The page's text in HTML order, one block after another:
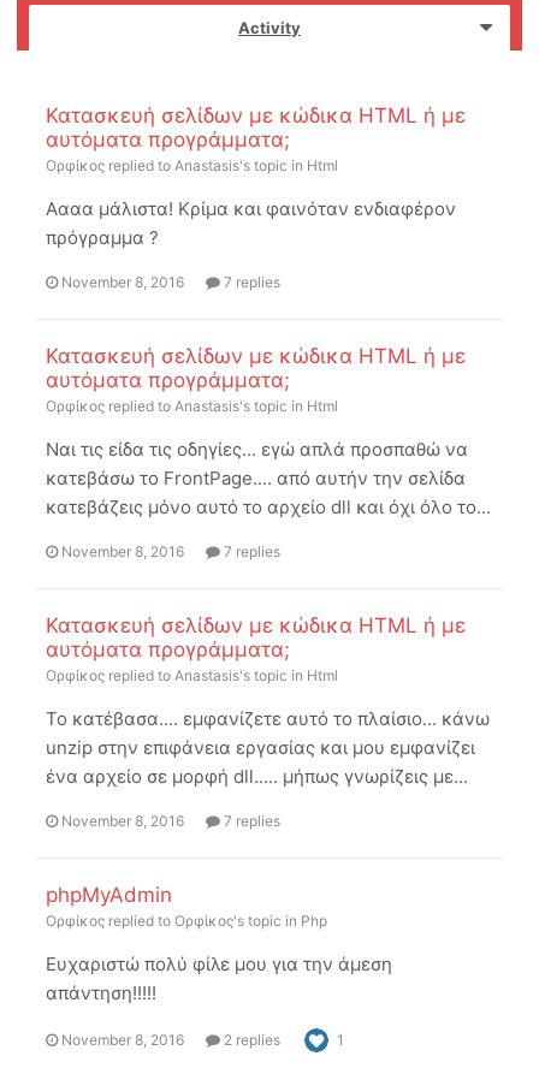
Activity
Κατασκευή σελίδων με κώδικα HTML ή με
αυτόματα προγράμματα;
Ορφίκος replied to Anastasis's topic in Html
Αααα μάλιστα! Κρίμα και φαινόταν ενδιαφέρον
πρόγραμμα ?
November 8, 2016 7 replies
Κατασκευή σελίδων με κώδικα HTML ή με
αυτόματα προγράμματα;
Ορφίκος replied to Anastasis's topic in Html
Ναι τις είδα τις οδηγίες... εγώ απλά προσπαθώ να
κατεβάσω το FrontPage.... από αυτήν την σελίδα
κατεβάζεις μόνο αυτό το αρχείο dll και όχι όλο το...
November 8, 2016 7 replies
Κατασκευή σελίδων με κώδικα HTML ή με
αυτόματα προγράμματα;
Ορφίκος replied to Anastasis's topic in Html
Το κατέβασα.... εμφανίζετε αυτό το πλαίσιο... κάνω
unzip στην επιφάνεια εργασίας και μου εμφανίζει
ένα αρχείο σε μορφή dll..... μήπως γνωρίζεις με...
November 8, 2016 7 replies
phpMyAdmin
Ορφίκος replied to Ορφίκος's topic in Php
Ευχαριστώ πολύ φίλε μου για την άμεση
απάντηση!!!!!
November 8, 2016 2 replies 1